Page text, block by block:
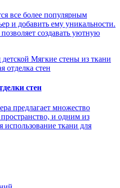
все более популярным
и добавить ему уникальности.
создавать уютную
стен
предлагает множество
и одним из
использование ткани для